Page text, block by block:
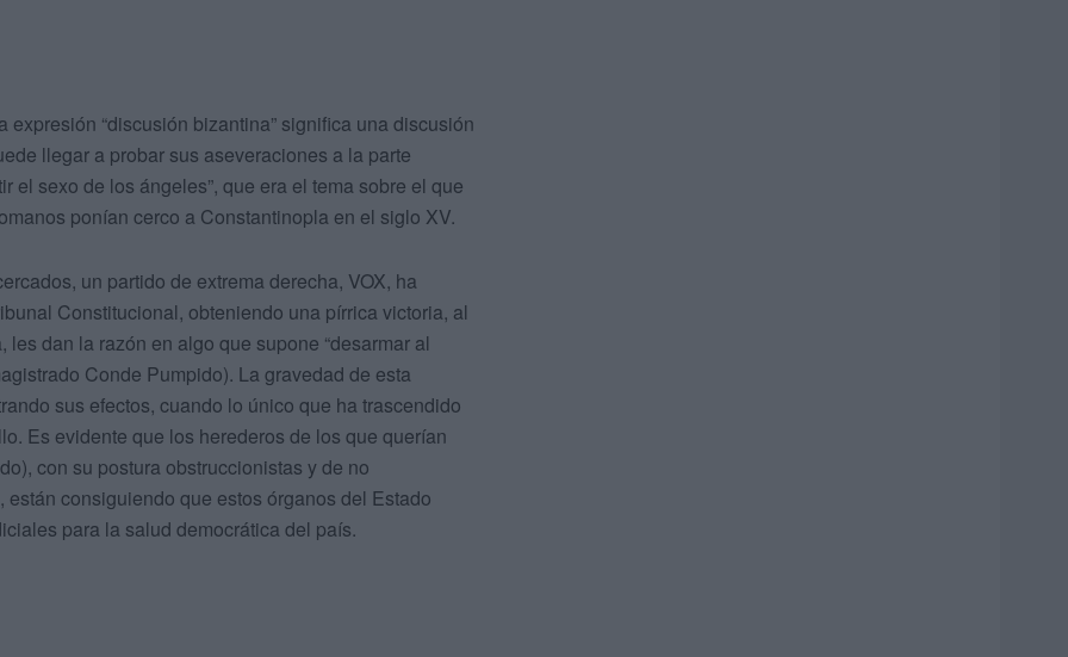
“discusión bizantina” significa una discusión
llegar a probar sus aseveraciones a la parte
el sexo de los ángeles”, que era el tema sobre el que
ponían cerco a Constantinopla en el siglo XV.
un partido de extrema derecha, VOX, ha
Constitucional, obteniendo una pírrica victoria, al
dan la razón en algo que supone “desarmar al
Conde Pumpido). La gravedad de esta
sus efectos, cuando lo único que ha trascendido
Es evidente que los herederos de los que querían
con su postura obstruccionistas y de no
consiguiendo que estos órganos del Estado
para la salud democrática del país.